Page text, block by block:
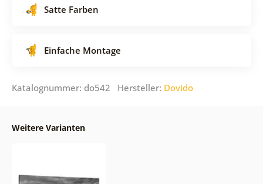
Satte Farben
Einfache Montage
Katalognummer: do542 Hersteller: Dovido
Weitere Varianten